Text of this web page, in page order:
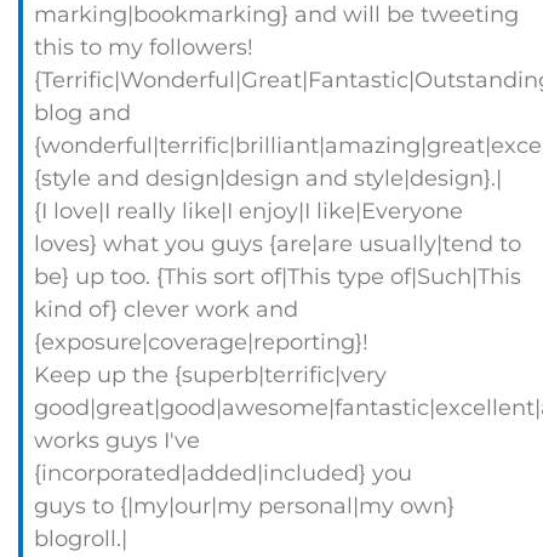
marking|bookmarking} and will be tweeting
this to my followers!
blog and
{style and design|design and style|design}.|
{I love|I really like|I enjoy|I like|Everyone
loves} what you guys {are|are usually|tend to
be} up too. {This sort of|This type of|Such|This
kind of} clever work and
{exposure|coverage|reporting}!
Keep up the {superb|terrific|very
works guys I've
{incorporated|added|included} you
guys to {|my|our|my personal|my own}
blogroll.|